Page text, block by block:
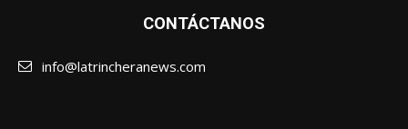
CONTÁCTANOS
info@latrincheranews.com